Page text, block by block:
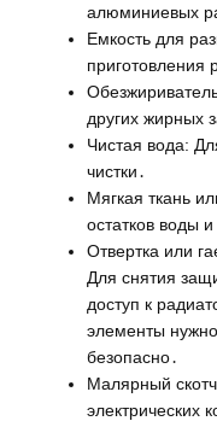
алюминиевых
Емкость для
приготовления
других жирных
Чистая вода:
чистки․
Мягкая ткань
остатков воды
Отвертка или
Для снятия
доступ к
элементы нужно
безопасно․
Малярный
электрических